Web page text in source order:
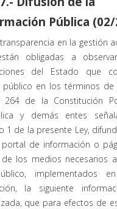
Pública (02/
en la gestión
obligadas a
del Estado que
público en los términos de
264 de la Constitución
y demás entes
1 de la presente Ley,
de información o
los medios necesarios
implementados
la siguiente
que para efectos de